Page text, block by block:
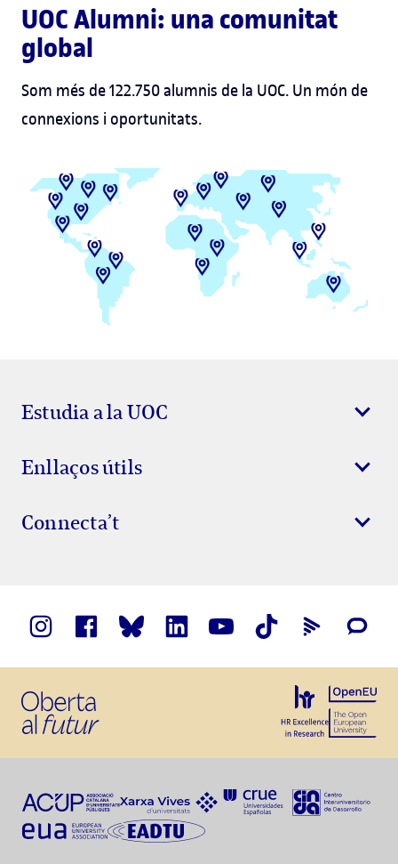
UOC Alumni: una comunitat
global
Som més de 122.750 alumnis de la UOC. Un món de
connexions i oportunitats.
Estudia a la UOC
Enllaços útils
Connecta’t